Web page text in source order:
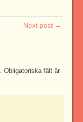
Next post →
Obligatoriska fält är